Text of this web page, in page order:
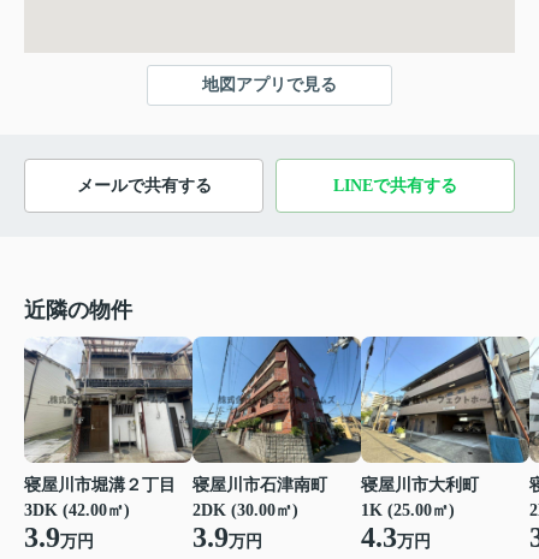
地図アプリで見る
メールで共有する LINEで共有する
近隣の物件
寝屋川市堀溝２丁目
3DK (42.00㎡)
3.9万円
寝屋川市石津南町
2DK (30.00㎡)
3.9万円
寝屋川市大利町
1K (25.00㎡)
4.3万円